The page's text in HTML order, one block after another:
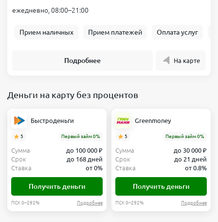
ежедневно, 08:00–21:00
Прием наличных Прием платежей Оплата услуг
Подробнее На карте
Деньги на карту без процентов
Быстроденьги
5 Первый займ 0%
Сумма
до 100 000 ₽
Срок
до 168 дней
Ставка
от 0%
Получить деньги
ПСК 0–292% Подробнее
Greenmoney
5 Первый займ 0%
Сумма
до 30 000 ₽
Срок
до 21 дней
Ставка
от 0.8%
Получить деньги
ПСК 0–292% Подробнее